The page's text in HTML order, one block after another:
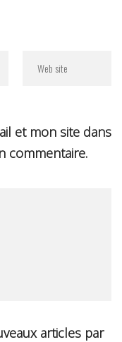
et mon site dans
commentaire.
articles par